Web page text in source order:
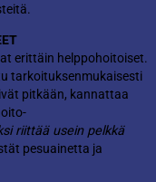
erittäin helppohoitoiset.
tarkoituksenmukaisesti
pitkään, kannattaa
riittää usein pelkkä
pesuainetta ja